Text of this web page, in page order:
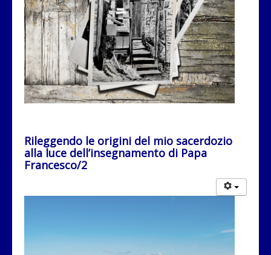
Rileggendo le origini del mio sacerdozio
alla luce dell’insegnamento di Papa
Francesco/2